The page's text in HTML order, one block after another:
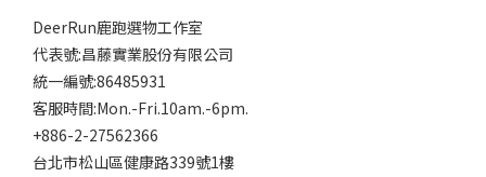
DeerRun鹿跑選物工作室
代表號:昌藤實業股份有限公司
統一編號:86485931
客服時間:Mon.-Fri.10am.-6pm.
+886-2-27562366
台北市松山區健康路339號1樓